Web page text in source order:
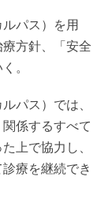
パス）を用
方針、「安全
。
パス）では、
係するすべて
上で協力し、
療を継続でき